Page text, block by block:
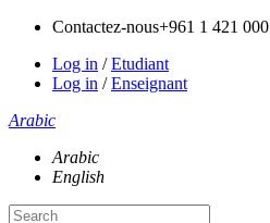
Contactez-nous+961 1 421 000
Log in /Etudiant
Log in /Enseignant
Arabic
Arabic
English